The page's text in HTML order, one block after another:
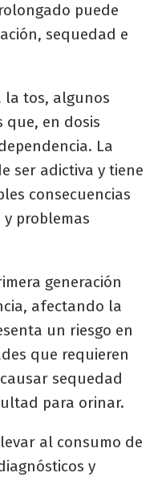
puede
sequedad e
la tos, algunos
que, en dosis
La
ser adictiva y tiene
consecuencias
problemas
generación
afectando la
un riesgo en
que requieren
sequedad
para orinar.
al consumo de
y